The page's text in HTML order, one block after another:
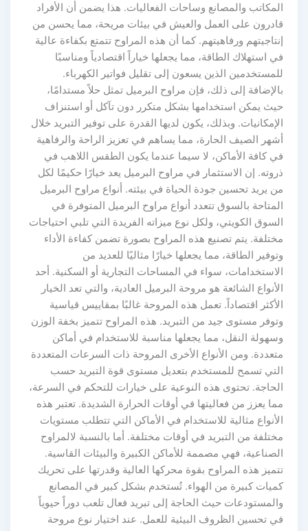
والمصانع وساحات الفعاليات. هذا يضمن أن الأفراد
على العمل والعيش في بيئات مريحة، مما يحسن من
ورفاهيتهم. كما أن هذه المراوح تتمتع بكفاءة عالية
استهلاك الطاقة، مما يجعلها خياراً اقتصادياً ومناسبًا
الذين يسعون إلى تقليل فواتير الكهرباء.
إلى ذلك، فإن مراوح البرميل تمثل حلاً مستدامًا،
يمكن استخدامها بشكل متكرر دون تآكل أو استنزاف
وبذلك، يكون لديها القدرة على توفير التبريد خلال
الصيف الحارة، مما يساهم في تعزيز الراحة والرفاهية
كافة الأماكن، لا سيما عندما يكون الطقس اللاهب في
إن الاستثمار في مراوح البرميل يعد خيارًا حكيمًا لكل
يريد تحسين جودة الحياة في بيئته. أنواع مراوح البرميل
بالسوق تتعدد أنواع مراوح البرميل المتوفرة في
الكويتي، ولكل نوع ميزاته الفريدة التي تلبي احتياجات
يتم تصنيع هذه المراوح بصورة تضمن كفاءة الأداء
الطاقة، مما يجعلها خيارًا مثاليًا للعديد من
سواء في المساحات التجارية أو السكنية. أحد
الشائعة هو مروحة البرميل العادية، والتي تعد الخيار
اقتصاداً. تعمل هذه المروحة غالبًا بمقاييس قياسية
مستوى جيد من التبريد. هذه المراوح تتميز بخفة الوزن
النقل، مما يجعلها مناسبة للاستخدام في أماكن
ومن الأنواع الأخرى المروحة ذات السرعات المتعددة
تسمح للمستخدم بتعديل مستوى قوة التبريد حسب
تحتوى هذه النوعية على خيارات للتحكم في السرعة،
يعزز من فعاليتها في أوقات الحرارة الشديدة. تعتبر هذه
مثالية للاستخدام في الأماكن التي تتطلب مستويات
من التبريد في أوقات مختلفة. أما بالنسبة لالمراوح
فهي مصممة للأماكن الكبيرة والبيئات القاسية.
هذه المراوح بقوة محركها العالية وقدرتها على تحريك
كبيرة من الهواء. تُستخدم بشكل كبير في المصانع
حيث الحاجة إلى تبريد فعال تلعب دوراً حيوياً
تحسين الظروف البيئية للعمل. عند اختيار نوع مروحة